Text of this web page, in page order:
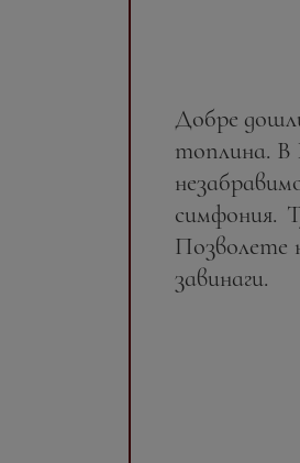
Добре
топлина. В
симфония.
Позволете
завинаги.